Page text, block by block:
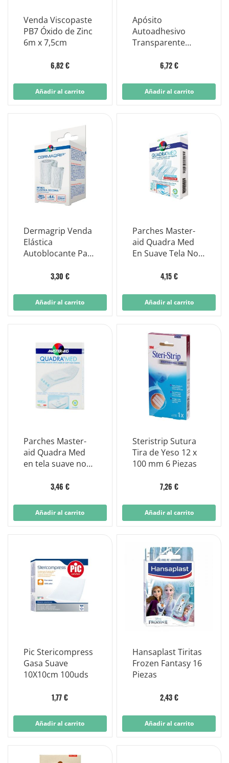
Venda Viscopaste
PB7 Óxido de Zinc
6m x 7,5cm
6,82 €
Añadir al carrito
Apósito
Autoadhesivo
Transparente
Master-aid
Cm 5 Piezas
6,72 €
Añadir al carrito
Dermagrip Venda
Elástica
Autoblocante Para
Compresivas 4x4
3,30 €
Añadir al carrito
Parches Master-
aid Quadra Med
En Suave Tela No
Surtidos4,15 €
Añadir al carrito
Parches Master-
aid Quadra Med
en tela suave no
3,46 €
Añadir al carrito
Steristrip Sutura
Tira de Yeso 12 x
100 mm 6 Piezas
7,26 €
Añadir al carrito
Pic Stericompress
Gasa Suave
10X10cm 100uds
1,77 €
Añadir al carrito
Hansaplast Tiritas
Frozen Fantasy 16
Piezas
2,43 €
Añadir al carrito